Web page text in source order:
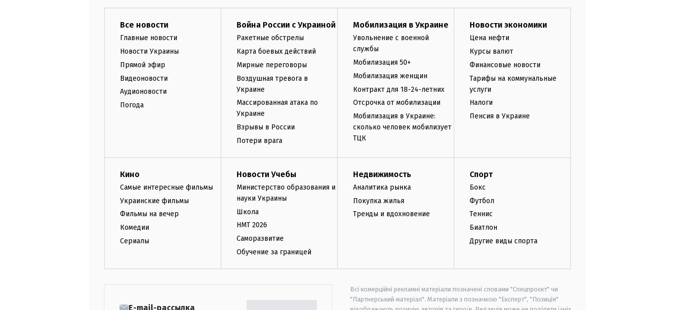
Все новости
Главные новости
Новости Украины
Прямой эфир
Видеоновости
Аудионовости
Погода
Война России с Украиной
Ракетные обстрелы
Карта боевых действий
Мирные переговоры
Воздушная тревога в
Украине
Массированная атака по
Украине
Взрывы в России
Потери врага
Мобилизация в Украине
Увольнение с военной
службы
Мобилизация 50+
Мобилизация женщин
Контракт для 18-24-летних
Отсрочка от мобилизации
Мобилизация в Украине:
сколько человек мобилизует
ТЦК
Новости экономики
Цена нефти
Курсы валют
Финансовые новости
Тарифы на коммунальные
услуги
Налоги
Пенсия в Украине
Кино
Самые интересные фильмы
Украинские фильмы
Фильмы на вечер
Комедии
Сериалы
Новости Учебы
Министерство образования и
науки Украины
Школа
НМТ 2026
Саморазвитие
Обучение за границей
Недвижимость
Аналитика рынка
Покупка жилья
Тренды и вдохновение
Спорт
Бокс
Футбол
Теннис
Биатлон
Другие виды спорта
E-mail-рассылка
Всі комерційні рекламні матеріали позначені словами "Спецпроєкт" чи
"Партнерський матеріал". Матеріали з позначкою "Експерт", "Позиція"